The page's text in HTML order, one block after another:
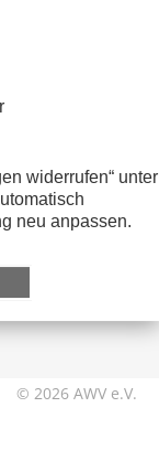
© 2026 AWV e.V.
widerrufen“ unter
neu anpassen.